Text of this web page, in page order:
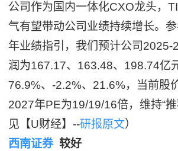
公司作为国内一体化CXO龙头，
气有望带动公司业绩持续增长。
年业绩指引，我们预计公司2025-
润为167.17、163.48、198.74亿
76.9%、-2.2%、21.6%，当前股
2027年PE为19/19/16倍，维持“
见【U财经】--研报原文）
西南证券较好